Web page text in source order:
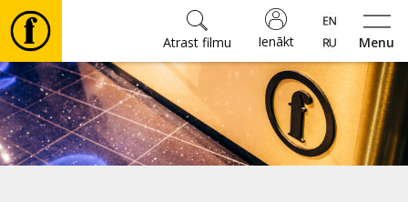
Menu
Ienākt
Atrast filmu
Filmas
🎵